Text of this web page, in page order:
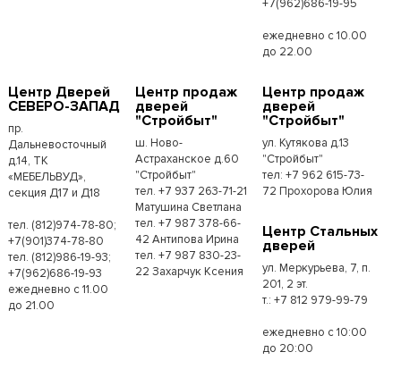
+7(962)686-19-95
ежедневно с 10.00
до 22.00
Центр Дверей
СЕВЕРО-ЗАПАД
пр.
Дальневосточный
д.14, ТК
«МЕБЕЛЬВУД»,
секция Д17 и Д18
тел. (812)974-78-80;
+7(901)374-78-80
тел. (812)986-19-93;
+7(962)686-19-93
ежедневно с 11.00
до 21.00
Центр продаж
дверей
"Стройбыт"
ш. Ново-
Астраханское д.60
"Стройбыт"
тел. +7 937 263-71-21
Матушина Светлана
тел. +7 987 378-66-
42 Антипова Ирина
тел. +7 987 830-23-
22 Захарчук Ксения
Центр продаж
дверей
"Стройбыт"
ул. Кутякова д.13
"Стройбыт"
тел: +7 962 615-73-
72 Прохорова Юлия
Центр Стальных
дверей
ул. Меркурьева, 7, п.
201, 2 эт.
т.: +7 812 979-99-79
ежедневно с 10:00
до 20:00